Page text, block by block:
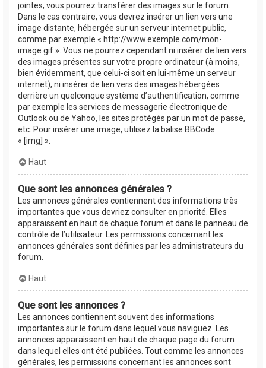
jointes, vous pourrez transférer des images sur le forum.
Dans le cas contraire, vous devrez insérer un lien vers une
image distante, hébergée sur un serveur internet public,
comme par exemple « http://www.exemple.com/mon-
image.gif ». Vous ne pourrez cependant ni insérer de lien vers
des images présentes sur votre propre ordinateur (à moins,
bien évidemment, que celui-ci soit en lui-même un serveur
internet), ni insérer de lien vers des images hébergées
derrière un quelconque système d’authentification, comme
par exemple les services de messagerie électronique de
Outlook ou de Yahoo, les sites protégés par un mot de passe,
etc. Pour insérer une image, utilisez la balise BBCode
« [img] ».
Haut
Que sont les annonces générales ?
Les annonces générales contiennent des informations très
importantes que vous devriez consulter en priorité. Elles
apparaissent en haut de chaque forum et dans le panneau de
contrôle de l’utilisateur. Les permissions concernant les
annonces générales sont définies par les administrateurs du
forum.
Haut
Que sont les annonces ?
Les annonces contiennent souvent des informations
importantes sur le forum dans lequel vous naviguez. Les
annonces apparaissent en haut de chaque page du forum
dans lequel elles ont été publiées. Tout comme les annonces
générales, les permissions concernant les annonces sont